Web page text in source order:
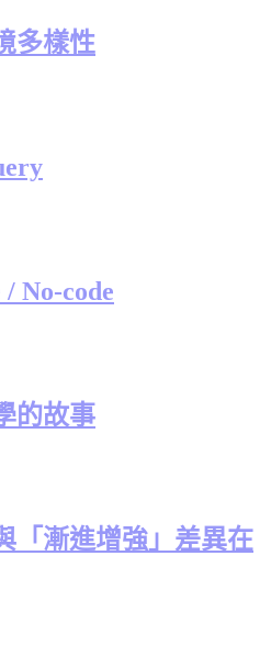
多樣性
No-code
的故事
「漸進增強」差異在